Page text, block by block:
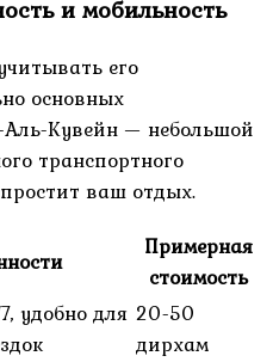
и мобильность
его
основных
Кувейн — небольшой
транспортного
ваш отдых.
Примерная
стоимость
удобно для 20-50
дирхам